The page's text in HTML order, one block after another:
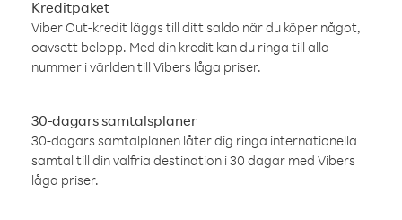
Kreditpaket
Viber Out-kredit läggs till ditt saldo när du köper något,
oavsett belopp. Med din kredit kan du ringa till alla
nummer i världen till Vibers låga priser.
30-dagars samtalsplaner
30-dagars samtalplanen låter dig ringa internationella
samtal till din valfria destination i 30 dagar med Vibers
låga priser.